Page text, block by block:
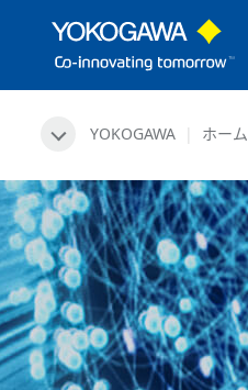
YOKOGAWA ホーム